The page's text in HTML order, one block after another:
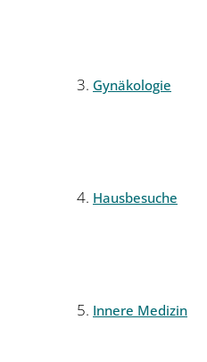
Gynäkologie
Hausbesuche
Innere Medizin